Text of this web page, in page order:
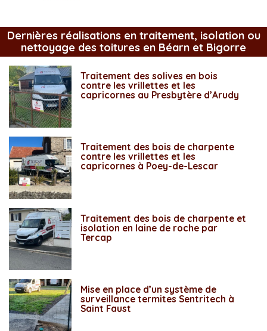
Dernières réalisations en traitement, isolation ou
nettoyage des toitures en Béarn et Bigorre
Traitement des solives en bois
contre les vrillettes et les
capricornes au Presbytère d’Arudy
Traitement des bois de charpente
contre les vrillettes et les
capricornes à Poey-de-Lescar
Traitement des bois de charpente et
isolation en laine de roche par
Tercap
Mise en place d’un système de
surveillance termites Sentritech à
Saint Faust